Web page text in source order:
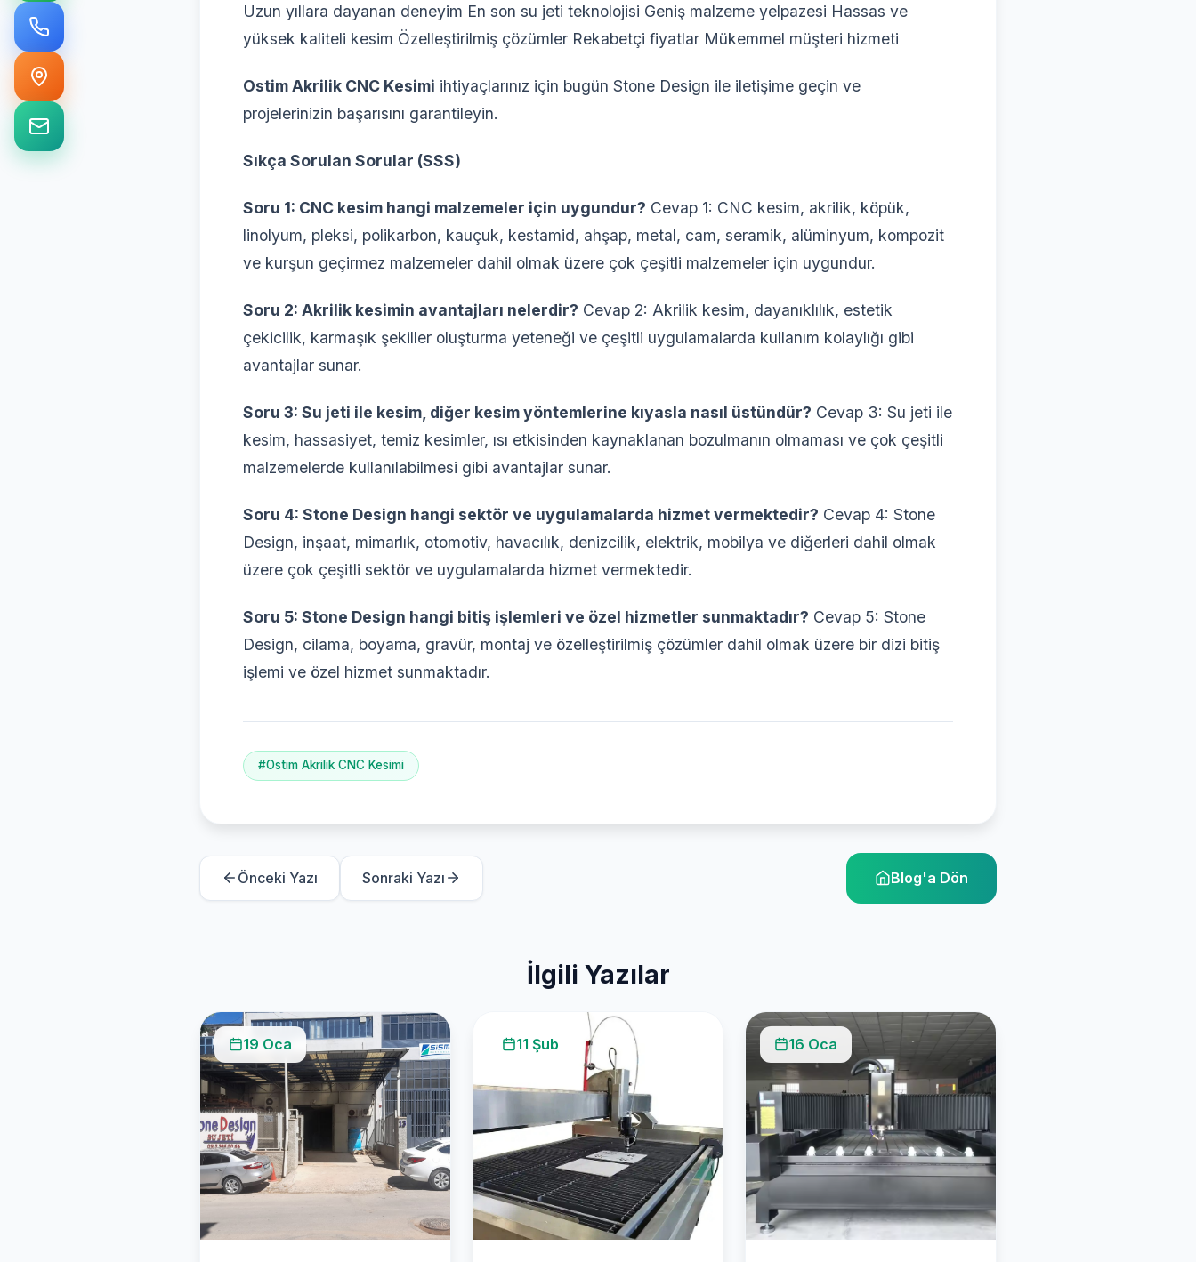
Uzun yıllara dayanan deneyim En son su jeti teknolojisi Geniş malzeme yelpazesi Hassas ve
yüksek kaliteli kesim Özelleştirilmiş çözümler Rekabetçi fiyatlar Mükemmel müşteri hizmeti
Ostim Akrilik CNC Kesimi ihtiyaçlarınız için bugün Stone Design ile iletişime geçin ve
projelerinizin başarısını garantileyin.
Sıkça Sorulan Sorular (SSS)
Soru 1: CNC kesim hangi malzemeler için uygundur? Cevap 1: CNC kesim, akrilik, köpük,
linolyum, pleksi, polikarbon, kauçuk, kestamid, ahşap, metal, cam, seramik, alüminyum, kompozit
ve kurşun geçirmez malzemeler dahil olmak üzere çok çeşitli malzemeler için uygundur.
Soru 2: Akrilik kesimin avantajları nelerdir? Cevap 2: Akrilik kesim, dayanıklılık, estetik
çekicilik, karmaşık şekiller oluşturma yeteneği ve çeşitli uygulamalarda kullanım kolaylığı gibi
avantajlar sunar.
Soru 3: Su jeti ile kesim, diğer kesim yöntemlerine kıyasla nasıl üstündür? Cevap 3: Su jeti ile
kesim, hassasiyet, temiz kesimler, ısı etkisinden kaynaklanan bozulmanın olmaması ve çok çeşitli
malzemelerde kullanılabilmesi gibi avantajlar sunar.
Soru 4: Stone Design hangi sektör ve uygulamalarda hizmet vermektedir? Cevap 4: Stone
Design, inşaat, mimarlık, otomotiv, havacılık, denizcilik, elektrik, mobilya ve diğerleri dahil olmak
üzere çok çeşitli sektör ve uygulamalarda hizmet vermektedir.
Soru 5: Stone Design hangi bitiş işlemleri ve özel hizmetler sunmaktadır? Cevap 5: Stone
Design, cilama, boyama, gravür, montaj ve özelleştirilmiş çözümler dahil olmak üzere bir dizi bitiş
işlemi ve özel hizmet sunmaktadır.
#Ostim Akrilik CNC Kesimi
Önceki Yazı Sonraki Yazı Blog'a Dön
İlgili Yazılar
19 Oca 11 Şub 16 Oca